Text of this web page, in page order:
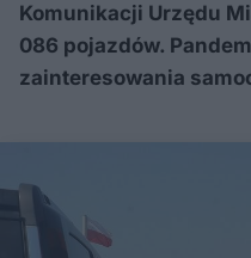
Komunikacji Urzędu
086 pojazdów.
zainteresowania